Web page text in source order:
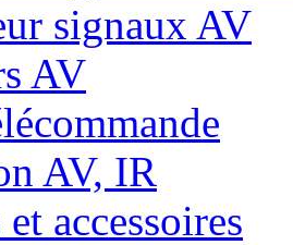
signaux AV
AV
AV, IR
accessoires